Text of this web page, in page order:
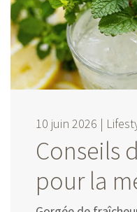
10 juin 2026 |
Conseils
pour la